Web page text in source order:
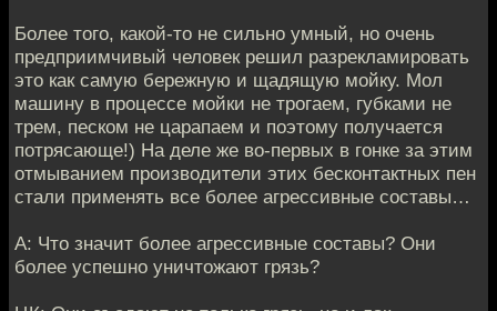
Более того, какой-то не сильно умный, но очень
предприимчивый человек решил разрекламировать
это как самую бережную и щадящую мойку. Мол
машину в процессе мойки не трогаем, губками не
трем, песком не царапаем и поэтому получается
потрясающе!) На деле же во-первых в гонке за этим
отмыванием производители этих бесконтактных пен
стали применять все более агрессивные составы…
А: Что значит более агрессивные составы? Они
более успешно уничтожают грязь?